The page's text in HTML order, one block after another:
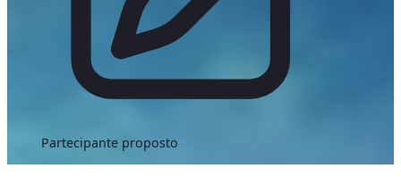
Partecipante proposto